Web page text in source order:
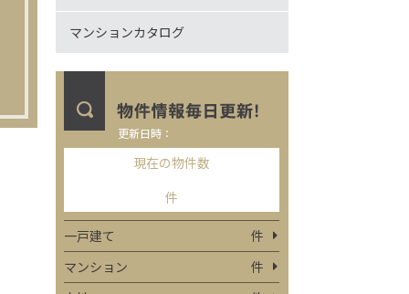
マンションカタログ
更新日時：
現在の物件数
件
一戸建て
件
マンション
件